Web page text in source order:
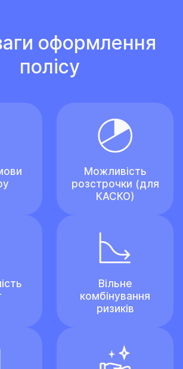
оформлення
полісу
Можливість
розстрочки (для
КАСКО)
Вільне
комбінування
ризиків